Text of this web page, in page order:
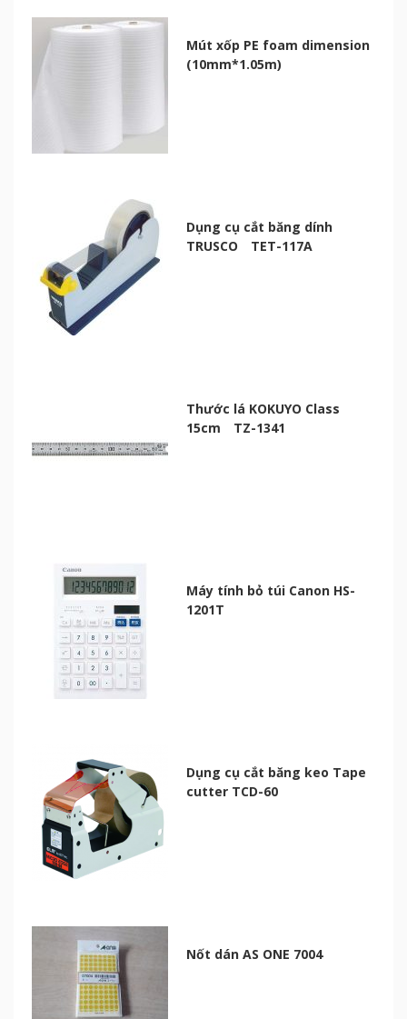
Mút xốp PE foam dimension
(10mm*1.05m)
Dụng cụ cắt băng dính
TRUSCO TET-117A
Thước lá KOKUYO Class
15cm TZ-1341
Máy tính bỏ túi Canon HS-
1201T
Dụng cụ cắt băng keo Tape
cutter TCD-60
Nốt dán AS ONE 7004